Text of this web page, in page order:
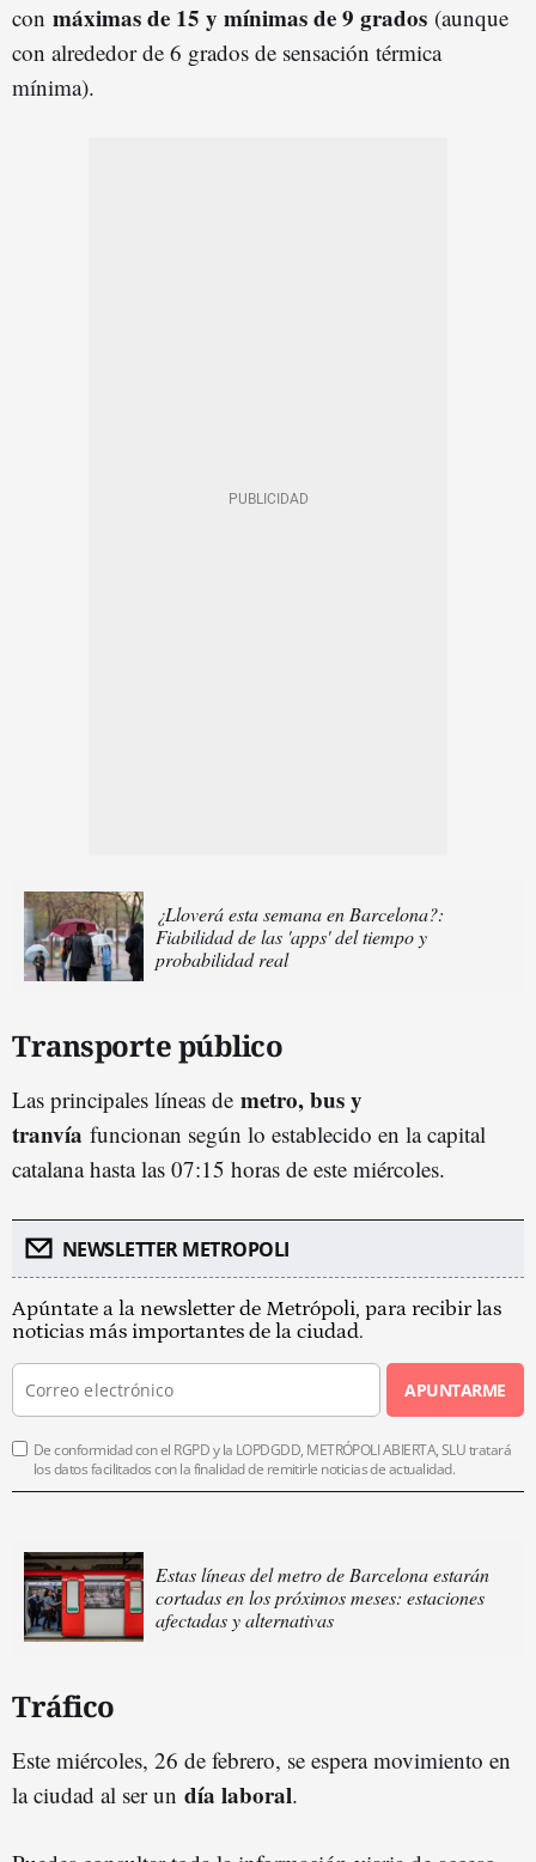
con máximas de 15 y mínimas de 9 grados (aunque
con alrededor de 6 grados de sensación térmica
mínima).
¿Lloverá esta semana en Barcelona?:
Fiabilidad de las 'apps' del tiempo y
probabilidad real
Transporte público
Las principales líneas de metro, bus y
tranvía funcionan según lo establecido en la capital
catalana hasta las 07:15 horas de este miércoles.
NEWSLETTER METROPOLI
Apúntate a la newsletter de Metrópoli, para recibir las
noticias más importantes de la ciudad.
APUNTARME
De conformidad con el RGPD y la LOPDGDD, METRÓPOLI ABIERTA, SLU tratará
los datos facilitados con la finalidad de remitirle noticias de actualidad.
Estas líneas del metro de Barcelona estarán
cortadas en los próximos meses: estaciones
afectadas y alternativas
Tráfico
Este miércoles, 26 de febrero, se espera movimiento en
la ciudad al ser un día laboral.